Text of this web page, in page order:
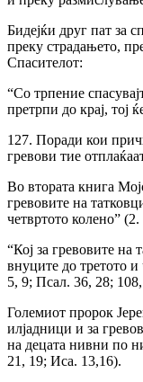
Бидејќи друг пат за
преку страдањето,
Спасителот:
“Co трпение
претрпи до крај, тој
127. Поради кои
гревови тие
Bo втората книга
гревовите на
четвртото колено”
“Кој за гревовите на
внуците до третото
5, 9; Псал. 36, 28;
Големиот пророк
илјадници и за
на децата нивни по
21, 19; Иса. 13,16).